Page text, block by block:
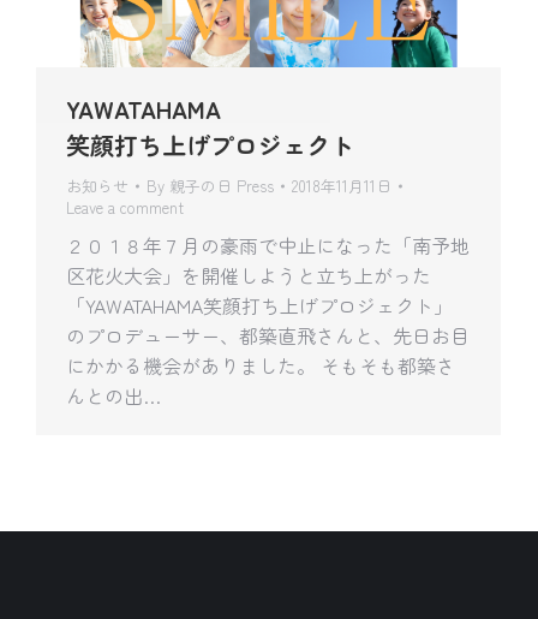
YAWATAHAMA
笑顔打ち上げプロジェクト
お知らせ By 親子の日 Press
2018年11月11日
Leave a comment
２０１８年７月の豪雨で中止になった「南予地
区花火大会」を開催しようと立ち上がった
「YAWATAHAMA笑顔打ち上げプロジェクト」
のプロデューサー、都築直飛さんと、先日お目
にかかる機会がありました。 そもそも都築さ
んとの出…